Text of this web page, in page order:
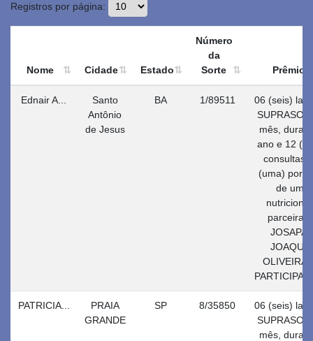
Registros por página:
Nome Cidade Estado
Número
da
Sorte
Prêmio
Ednair A...
Santo
Antônio
de Jesus
BA 1/89511
06 (seis)
SUPRASOY
mês,
ano e 12
consultas,
(uma) por
de uma
parceira
OLIVEIRA
PATRICIA...
PRAIA
GRANDE
SP 8/35850
06 (seis)
SUPRASOY
mês,